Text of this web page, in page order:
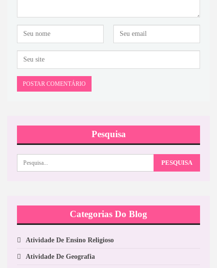
Pesquisa
Categorias Do Blog
Atividade De Ensino Religioso
Atividade De Geografia